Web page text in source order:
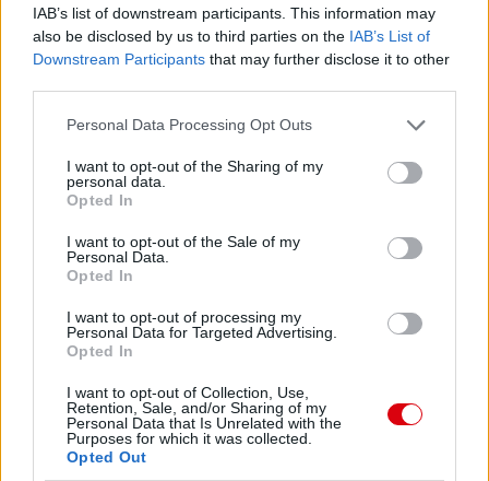
IAB’s list of downstream participants. This information may
also be disclosed by us to third parties on the IAB’s List of
Downstream Participants that may further disclose it to other
Please note that this website/app uses one or more Google
not limited to your visit or usage behaviour. You may click to
grant or deny consent to Google and its third-party tags to
use your data for below specified purposes in below Google
consent section.
Personal Data Processing Opt Outs
I want to opt-out of the Sharing of my
personal data.
Opted In
I want to opt-out of the Sale of my
Personal Data.
Opted In
I want to opt-out of processing my
Personal Data for Targeted Advertising.
Opted In
I want to opt-out of Collection, Use,
Retention, Sale, and/or Sharing of my
Personal Data that Is Unrelated with the
Purposes for which it was collected.
Opted Out
Paris Saint-Germainvs
Manchester United
Felkészülési szezon 4. mérkőzés
2026-08-08 17:00
1 nap 12 óra 22 perc 17 másodperc
Leeds UnitedvsManchester United
AC MilanvsManchester United2026-08-15 18:00
Támogatás